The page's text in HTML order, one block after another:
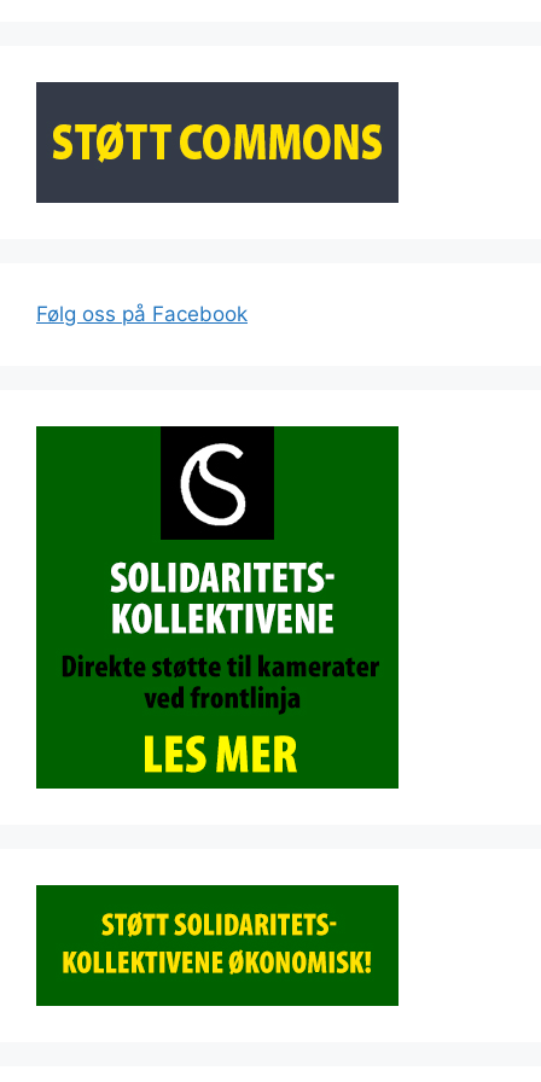
Følg oss på Facebook